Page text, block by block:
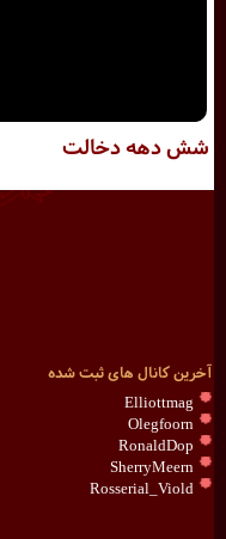
شش دهه دخالت
آخرین کانال های ثبت شده
Elliottmag
Olegfoorn
RonaldDop
SherryMeern
Rosserial_Viold